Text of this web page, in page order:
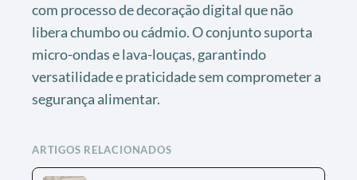
com processo de decoração digital que não
libera chumbo ou cádmio. O conjunto suporta
micro-ondas e lava-louças, garantindo
versatilidade e praticidade sem comprometer a
segurança alimentar.
ARTIGOS RELACIONADOS